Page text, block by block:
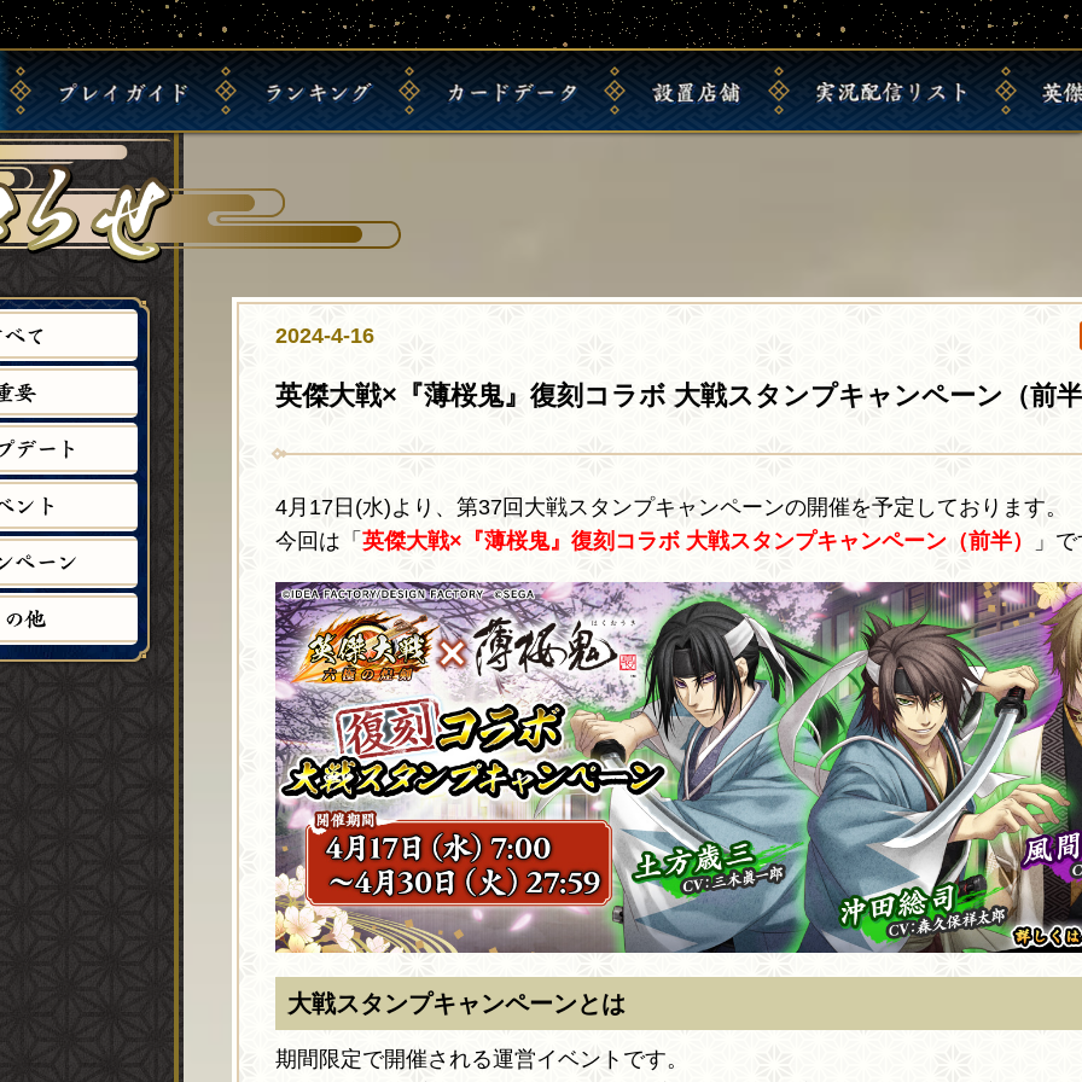
プレイガイド
英
傑
大
戦
と
は
初
め
て
の
方
は
ち
完
全
レ
イ
ガ
ド
ランキング
国
主
君
ン
キ
グ
別
主
ラ
ン
ン
グ
ラ
ン
ン
グ
キ
キ
カードデータ 設置店舗 実況配信リスト 英
べて
要
デート
ント
ペーン
の他
2024-4-16
英傑大戦×『薄桜鬼』復刻コラボ 大戦スタンプキャンペーン（前
4月17日(水)より、第37回大戦スタンプキャンペーンの開催を予定しております。
今回は「 英傑大戦×『薄桜鬼』復刻コラボ 大戦スタンプキャンペーン（前半） 」
大戦スタンプキャンペーンとは
期間限定で開催される運営イベントです。